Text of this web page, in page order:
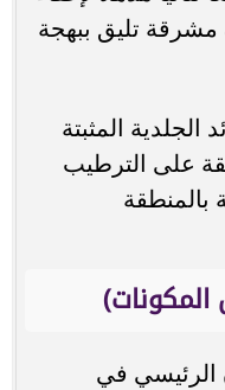
مشرقة تليق ببهجة
المثبتة
على الترطيب
بالمنطقة
المكونات)
الرئيسي في